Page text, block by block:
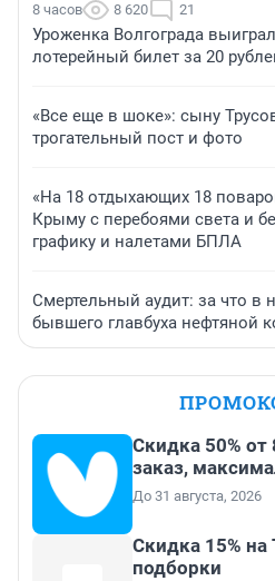
8 часов 8 620 21
Уроженка Волгограда
лотерейный билет за 20
«Все еще в шоке»: сыну
трогательный пост и фото
«На 18 отдыхающих 18
Крыму с перебоями света и
графику и налетами БПЛА
Смертельный аудит: за что в
бывшего главбуха нефтяной
Скидка 50%
заказ,
До 31 августа, 2026
Скидка 15%
подборки